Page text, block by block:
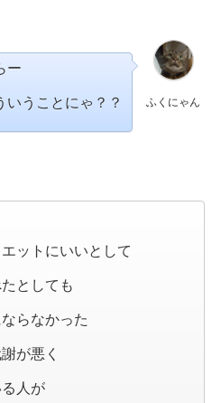
ふくにゃん
ー
いうことにゃ？？
ットにいいとして
としても
らなかった
が悪く
人が